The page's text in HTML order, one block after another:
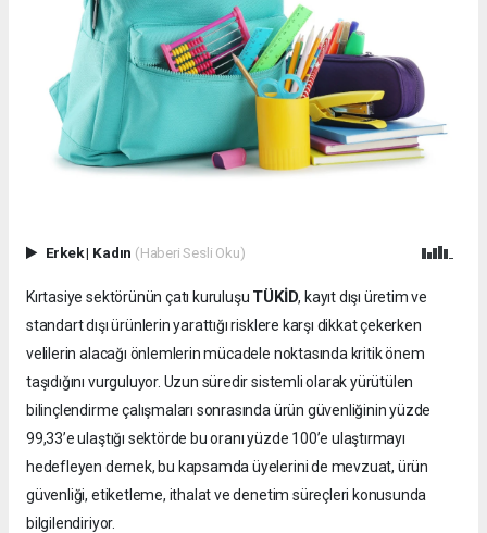
Erkek| Kadın (Haberi Sesli Oku)
Kırtasiye sektörünün çatı kuruluşu TÜKİD, kayıt dışı üretim ve
standart dışı ürünlerin yarattığı risklere karşı dikkat çekerken
velilerin alacağı önlemlerin mücadele noktasında kritik önem
taşıdığını vurguluyor. Uzun süredir sistemli olarak yürütülen
bilinçlendirme çalışmaları sonrasında ürün güvenliğinin yüzde
99,33’e ulaştığı sektörde bu oranı yüzde 100’e ulaştırmayı
hedefleyen dernek, bu kapsamda üyelerini de mevzuat, ürün
güvenliği, etiketleme, ithalat ve denetim süreçleri konusunda
bilgilendiriyor.